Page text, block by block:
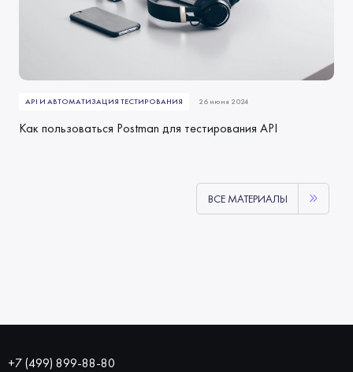
API И АВТОМАТИЗАЦИЯ ТЕСТИРОВАНИЯ 26 июня 2024
Как пользоваться Postman для тестирования API
ВСЕ МАТЕРИАЛЫ
+7 (499) 899-88-80